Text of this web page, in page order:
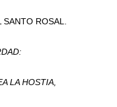
SANTO ROSAL.
LA HOSTIA,